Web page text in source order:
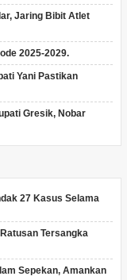
Jaring Bibit Atlet
2025-2029.
Yani Pastikan
Gresik, Nobar
27 Kasus Selama
Tersangka
Sepekan, Amankan